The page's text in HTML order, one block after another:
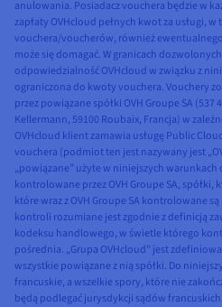
anulowania. Posiadacz vouchera będzie w
zapłaty OVHcloud pełnych kwot za usługi,
vouchera/voucherów, również
może się domagać. W granicach
odpowiedzialność OVHcloud w związku z
ograniczona do kwoty vouchera. Vouchery
przez powiązane spółki OVH Groupe SA (537
Kellermann, 59100 Roubaix, Francja) w
OVHcloud klient zamawia usługę Public
vouchera (podmiot ten jest nazywany jest
„powiązane” użyte w niniejszych warunkach
kontrolowane przez OVH Groupe SA, spółki,
które wraz z OVH Groupe SA kontrolowane
kontroli rozumiane jest zgodnie z definicją
kodeksu handlowego, w świetle którego
pośrednia. „Grupa OVHcloud” jest
wszystkie powiązane z nią spółki. Do
francuskie, a wszelkie spory, które nie
będą podlegać jurysdykcji sądów francuskich.